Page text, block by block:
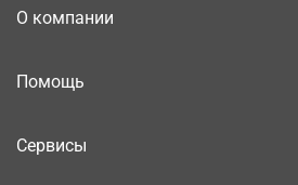
О компании
Помощь
Сервисы